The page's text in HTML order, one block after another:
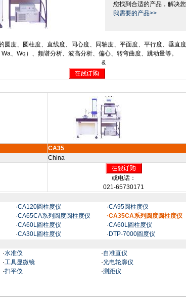
您找到合适的产品，解决
我需要的产品>>
圆度、圆柱度、直线度、同心度、同轴度、平面度、平行度、垂直
Wa、Wq ）、频谱分析、波高分析、偏心、转弯曲度、跳动量等。
CA35
China
或电话：
021-65730171
·CA120圆柱度仪 ·CA95圆柱度仪
·CA65CA系列圆度圆柱度仪
·CA35CA系列圆度圆柱度仪
·CA60L圆柱度仪 ·CA60L圆柱度仪
·CA30L圆柱度仪 · DTP-7000圆度仪
·水准仪 ·自准直仪
·工具显微镜 ·光电轮廓仪
·扫平仪 ·测距仪